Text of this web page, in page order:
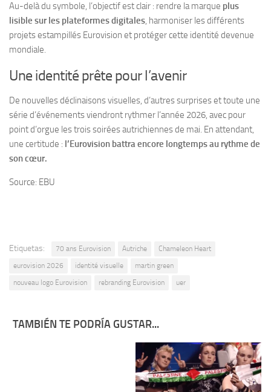
Au-delà du symbole, l’objectif est clair : rendre la marque plus
lisible sur les plateformes digitales, harmoniser les différents
projets estampillés Eurovision et protéger cette identité devenue
mondiale.
Une identité prête pour l’avenir
De nouvelles déclinaisons visuelles, d’autres surprises et toute une
série d’événements viendront rythmer l’année 2026, avec pour
point d’orgue les trois soirées autrichiennes de mai. En attendant,
une certitude : l’Eurovision battra encore longtemps au rythme de
son cœur.
Source: EBU
Etiquetas: 70 ans Eurovision Autriche
Chameleon Heart
eurovision 2026
identité visuelle
martin green
nouveau logo Eurovision
rebranding Eurovision uer
TAMBIÉN TE PODRÍA GUSTAR...